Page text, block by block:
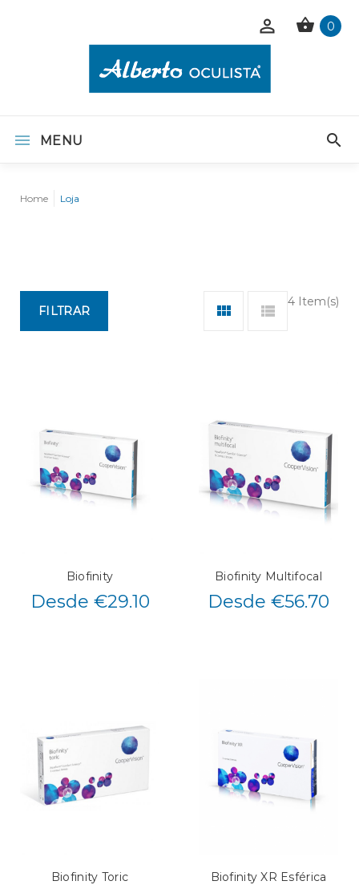
0
MENU
Home Loja
4 Item(s)
FILTRAR
Biofinity
Desde €29.10
Biofinity Multifocal
Desde €56.70
Biofinity Toric
Biofinity XR Esférica